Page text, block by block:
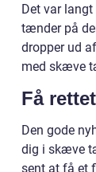
Det var
tænder på
dropper ud
med skæve
Få
Den gode
dig i skæve
sent at få et